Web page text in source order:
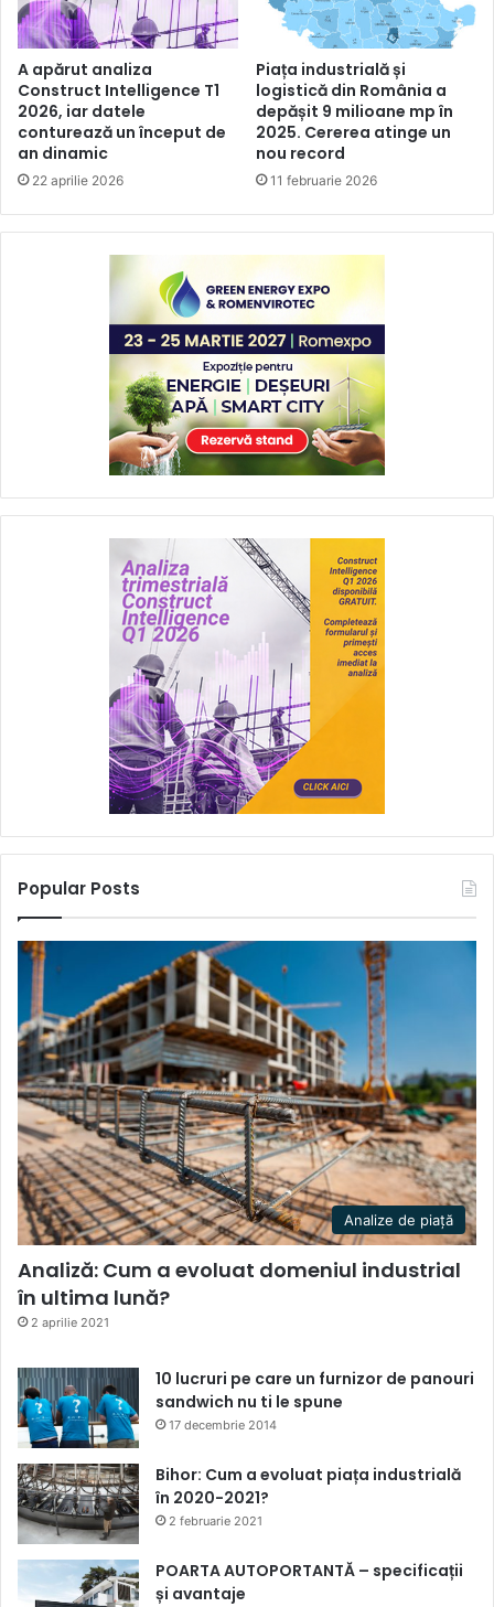
A apărut analiza
Construct Intelligence T1
2026, iar datele
conturează un început de
an dinamic
22 aprilie 2026
Piața industrială și
logistică din România a
depășit 9 milioane mp în
2025. Cererea atinge un
nou record
11 februarie 2026
Popular Posts
Analize de piață
Analiză: Cum a evoluat domeniul industrial
în ultima lună?
2 aprilie 2021
10 lucruri pe care un furnizor de panouri
sandwich nu ti le spune
17 decembrie 2014
Bihor: Cum a evoluat piața industrială
în 2020-2021?
2 februarie 2021
POARTA AUTOPORTANTĂ – specificații
și avantaje